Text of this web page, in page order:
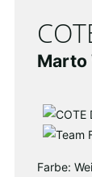
Marto
Farbe: